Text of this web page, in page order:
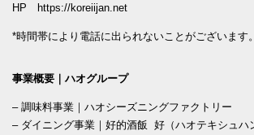
HP https://koreiijan.net
*時間帯により電話に出られないことがございます。
事業概要｜ハオグループ
– 調味料事業｜ハオシーズニングファクトリー
– ダイニング事業｜好的酒飯 好（ハオテキシュハ